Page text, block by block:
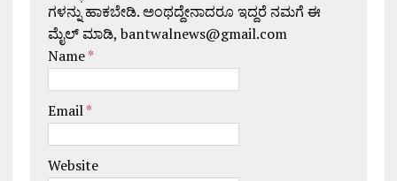
ಗಳನ್ನು ಹಾಕಬೇಡಿ. ಅಂಥದ್ದೇನಾದರೂ ಇದ್ದರೆ ನಮಗೆ ಈ
ಮೈಲ್ ಮಾಡಿ, bantwalnews@gmail.com
Name*
Email*
Website